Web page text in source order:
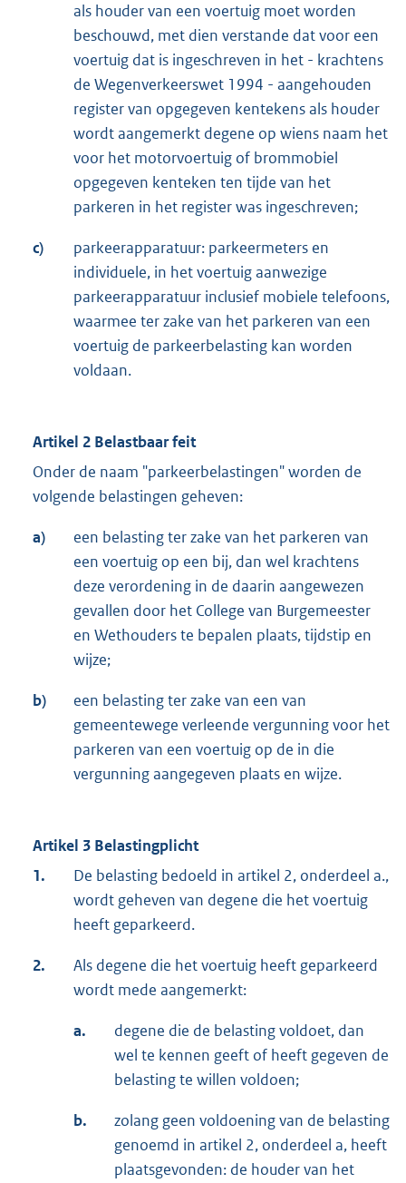
als houder van een voertuig moet worden
beschouwd, met dien verstande dat voor een
voertuig dat is ingeschreven in het - krachtens
de Wegenverkeerswet 1994 - aangehouden
register van opgegeven kentekens als houder
wordt aangemerkt degene op wiens naam het
voor het motorvoertuig of brommobiel
opgegeven kenteken ten tijde van het
parkeren in het register was ingeschreven;
c)
parkeerapparatuur: parkeermeters en
individuele, in het voertuig aanwezige
parkeerapparatuur inclusief mobiele telefoons,
waarmee ter zake van het parkeren van een
voertuig de parkeerbelasting kan worden
voldaan.
Artikel 2 Belastbaar feit
Onder de naam "parkeerbelastingen" worden de
volgende belastingen geheven:
a)
een belasting ter zake van het parkeren van
een voertuig op een bij, dan wel krachtens
deze verordening in de daarin aangewezen
gevallen door het College van Burgemeester
en Wethouders te bepalen plaats, tijdstip en
wijze;
b)
een belasting ter zake van een van
gemeentewege verleende vergunning voor het
parkeren van een voertuig op de in die
vergunning aangegeven plaats en wijze.
Artikel 3 Belastingplicht
1.
De belasting bedoeld in artikel 2, onderdeel a.,
wordt geheven van degene die het voertuig
heeft geparkeerd.
2.
Als degene die het voertuig heeft geparkeerd
wordt mede aangemerkt:
a.
degene die de belasting voldoet, dan
wel te kennen geeft of heeft gegeven de
belasting te willen voldoen;
b.
zolang geen voldoening van de belasting
genoemd in artikel 2, onderdeel a, heeft
plaatsgevonden: de houder van het